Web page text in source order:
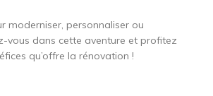
moderniser, personnaliser ou
vous dans cette aventure et profitez
qu’offre la rénovation !